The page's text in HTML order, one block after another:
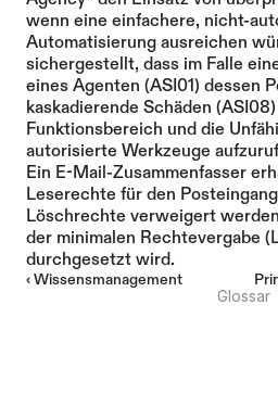
wenn eine einfachere, nicht-
Automatisierung ausreichen
sichergestellt, dass im Falle
eines Agenten (ASI01) dessen
kaskadierende Schäden
Funktionsbereich und die
autorisierte Werkzeuge
Ein E-Mail-Zusammenfasser
Leserechte für den
Löschrechte verweigert
der minimalen Rechtevergabe
durchgesetzt wird.
‹ Wissensmanagement
Glossar